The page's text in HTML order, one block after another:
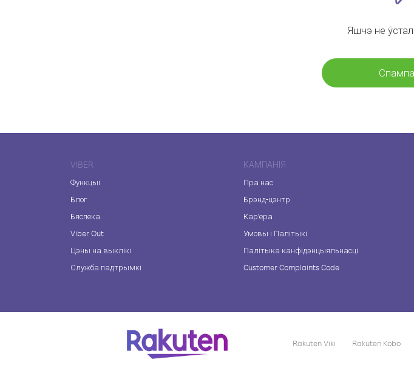
Яшчэ не
VIBER
Функцыі
Блог
Бяспека
Viber Out
Цэны на выклікі
Служба падтрымкі
КАМПАНІЯ
Пра нас
Брэнд-цэнтр
Кар'ера
Умовы і Палітыкі
Палітыка канфідэнцыяльнасці
Customer Complaints Code
Rakuten Viki Rakuten Kobo